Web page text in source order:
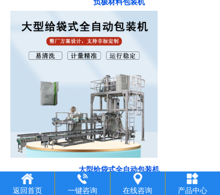
负极材料包装机
大型给袋式全自动包装机
返回首页 一键咨询 在线咨询 产品中心